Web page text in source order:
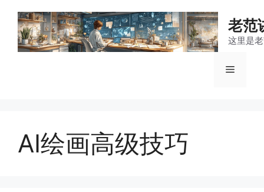
老范
这里是
菜
AI绘画高级技巧